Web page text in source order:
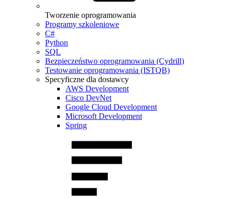
Tworzenie oprogramowania
Programy szkoleniowe
C#
Python
SQL
Bezpieczeństwo oprogramowania (Cydrill)
Testowanie oprogramowania (ISTQB)
Specyficzne dla dostawcy
AWS Development
Cisco DevNet
Google Cloud Development
Microsoft Development
Spring